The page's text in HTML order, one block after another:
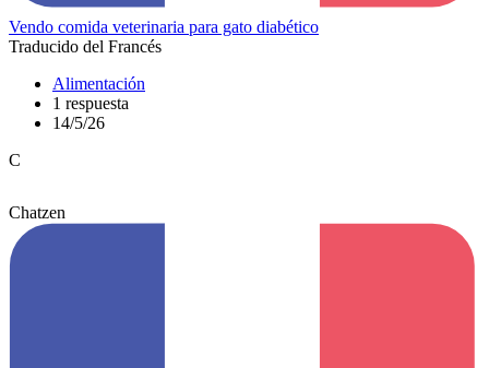
Vendo comida veterinaria para gato diabético
Traducido del Francés
Alimentación
1 respuesta
14/5/26
C
Chatzen